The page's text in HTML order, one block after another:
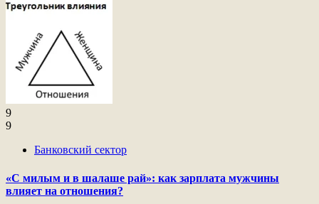
9
9
Банковский сектор
«С милым и в шалаше рай»: как зарплата мужчины
влияет на отношения?